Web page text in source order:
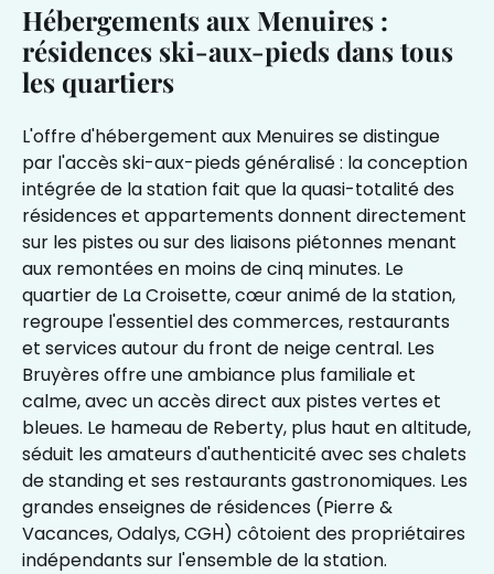
Hébergements aux Menuires :
résidences ski-aux-pieds dans tous
les quartiers
L'offre d'hébergement aux Menuires se distingue
par l'accès ski-aux-pieds généralisé : la conception
intégrée de la station fait que la quasi-totalité des
résidences et appartements donnent directement
sur les pistes ou sur des liaisons piétonnes menant
aux remontées en moins de cinq minutes. Le
quartier de La Croisette, cœur animé de la station,
regroupe l'essentiel des commerces, restaurants
et services autour du front de neige central. Les
Bruyères offre une ambiance plus familiale et
calme, avec un accès direct aux pistes vertes et
bleues. Le hameau de Reberty, plus haut en altitude,
séduit les amateurs d'authenticité avec ses chalets
de standing et ses restaurants gastronomiques. Les
grandes enseignes de résidences (Pierre &
Vacances, Odalys, CGH) côtoient des propriétaires
indépendants sur l'ensemble de la station.